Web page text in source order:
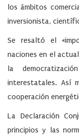
los ámbitos
inversionista,
Se resaltó el
naciones en el
la
interestatales. Así
cooperación
La Declaración
principios y las